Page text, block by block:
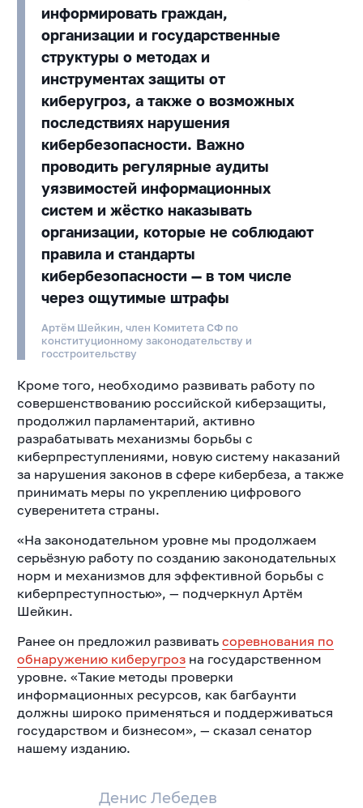
Денис Лебедев
информировать граждан,
организации и государственные
структуры о методах и
инструментах защиты от
киберугроз, а также о возможных
последствиях нарушения
кибербезопасности. Важно
проводить регулярные аудиты
уязвимостей информационных
систем и жёстко наказывать
организации, которые не соблюдают
правила и стандарты
кибербезопасности — в том числе
через ощутимые штрафы
Артём Шейкин, член Комитета СФ по
конституционному законодательству и
госстроительству
Кроме того, необходимо развивать работу по
совершенствованию российской киберзащиты,
продолжил парламентарий, активно
разрабатывать механизмы борьбы с
киберпреступлениями, новую систему наказаний
за нарушения законов в сфере кибербеза, а также
принимать меры по укреплению цифрового
суверенитета страны.
«На законодательном уровне мы продолжаем
серьёзную работу по созданию законодательных
норм и механизмов для эффективной борьбы с
киберпреступностью», — подчеркнул Артём
Шейкин.
Ранее он предложил развивать соревнования по
обнаружению киберугрозна государственном
уровне. «Такие методы проверки
информационных ресурсов, как багбаунти
должны широко применяться и поддерживаться
государством и бизнесом», — сказал сенатор
нашему изданию.